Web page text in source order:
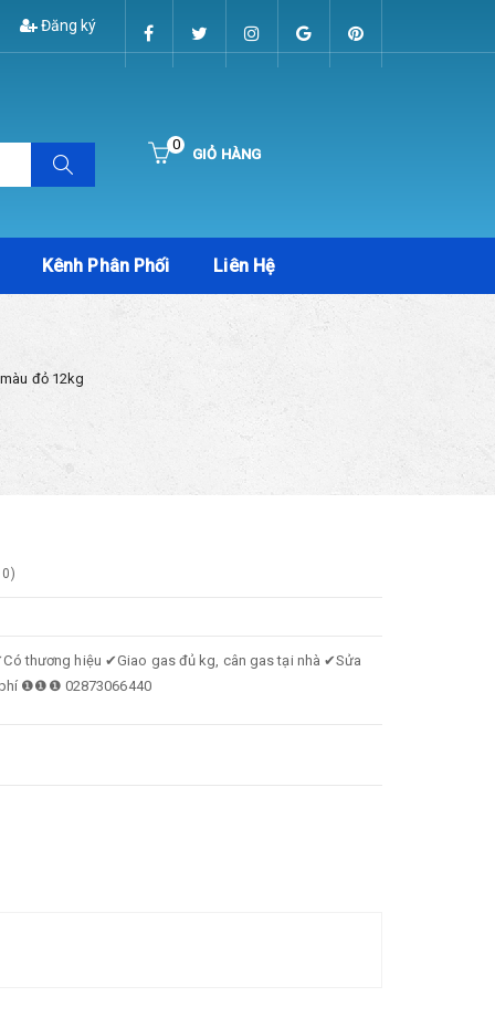
Đăng ký
GIỎ HÀNG
0
Kênh Phân Phối Liên Hệ
đỏ 12kg
0)
thương hiệu ✔Giao gas đủ kg, cân gas tại nhà ✔Sửa
phí ❶❶❶ 02873066440